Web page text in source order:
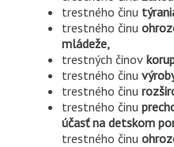
trestného činu
trestného činu
mládeže,
trestných činov
trestného činu
trestného činu
trestného činu
účasť na detskom
trestného činu